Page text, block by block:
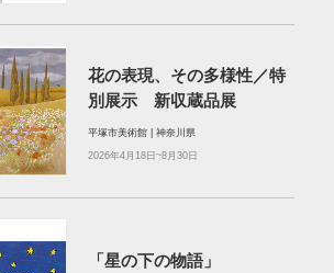
花の表現、その多様性／特
別展示 新収蔵品展
平塚市美術館 | 神奈川県
2026年4月18日~8月30日
「星の下の物語」